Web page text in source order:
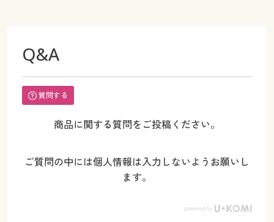
Q&A
質問する
商品に関する質問をご投稿ください。
ご質問の中には個人情報は入力しないようお願いし
ます。